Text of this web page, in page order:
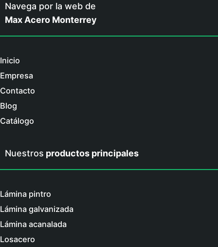
Navega por la web de
Max Acero Monterrey
Inicio
Empresa
Contacto
Blog
Catálogo
Nuestros productos principales
Lámina pintro
Lámina galvanizada
Lámina acanalada
Losacero